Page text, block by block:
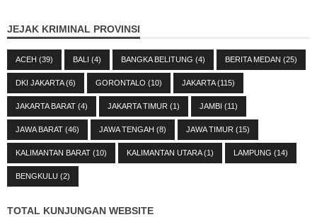
JEJAK KRIMINAL PROVINSI
ACEH (39) BALI (4) BANGKA BELITUNG (4) BERITA MEDAN (25)
DKI JAKARTA(6) GORONTALO (10) JAKARTA(115)
JAKARTA BARAT (4) JAKARTA TIMUR (1) JAMBI (11)
JAWA BARAT (46) JAWA TENGAH (8) JAWA TIMUR (15)
KALIMANTAN BARAT (10) KALIMANTAN UTARA(1) LAMPUNG (14)
BENGKULU (2)
TOTAL KUNJUNGAN WEBSITE